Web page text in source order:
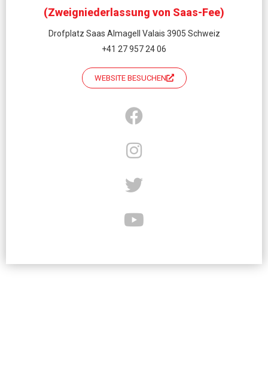
(Zweigniederlassung von Saas-Fee)
Drofplatz Saas Almagell Valais 3905 Schweiz
+41 27 957 24 06
WEBSITE BESUCHEN